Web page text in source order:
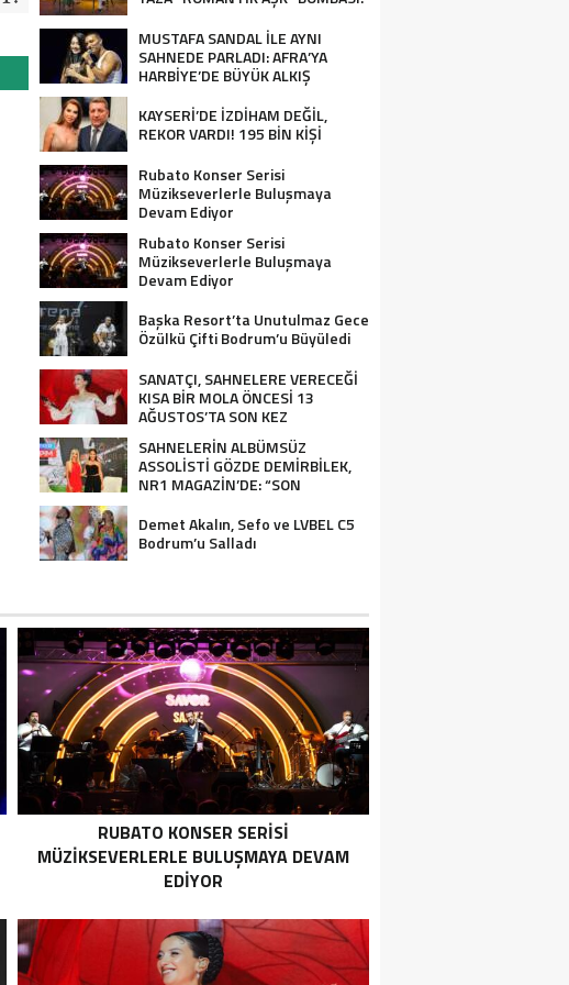
MUSTAFA SANDAL İLE AYNI
SAHNEDE PARLADI: AFRA’YA
HARBİYE’DE BÜYÜK ALKIŞ
KAYSERİ’DE İZDİHAM DEĞİL,
REKOR VARDI! 195 BİN KİŞİ
Rubato Konser Serisi
Müzikseverlerle Buluşmaya
Devam Ediyor
Rubato Konser Serisi
Müzikseverlerle Buluşmaya
Devam Ediyor
Başka Resort’ta Unutulmaz Gece
Özülkü Çifti Bodrum’u Büyüledi
SANATÇI, SAHNELERE VERECEĞİ
KISA BİR MOLA ÖNCESİ 13
AĞUSTOS’TA SON KEZ
HARBİYE’DE OLACAK!
SAHNELERİN ALBÜMSÜZ
ASSOLİSTİ GÖZDE DEMİRBİLEK,
NR1 MAGAZİN’DE: “SON
OLACAĞIM!”
Demet Akalın, Sefo ve LVBEL C5
Bodrum’u Salladı
RUBATO KONSER SERISI
MÜZIKSEVERLERLE BULUŞMAYA DEVAM
EDIYOR